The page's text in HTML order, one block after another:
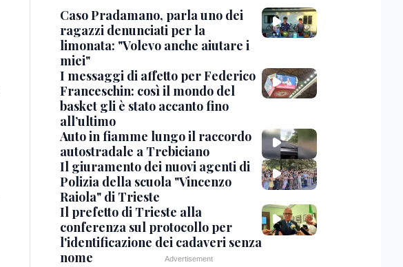
Caso Pradamano, parla uno dei
ragazzi denunciati per la
limonata: "Volevo anche aiutare i
miei"
I messaggi di affetto per Federico
Franceschin: così il mondo del
basket gli è stato accanto fino
all’ultimo
Auto in fiamme lungo il raccordo
autostradale a Trebiciano
Il giuramento dei nuovi agenti di
Polizia della scuola "Vincenzo
Raiola" di Trieste
Il prefetto di Trieste alla
conferenza sul protocollo per
l'identificazione dei cadaveri senza
nome